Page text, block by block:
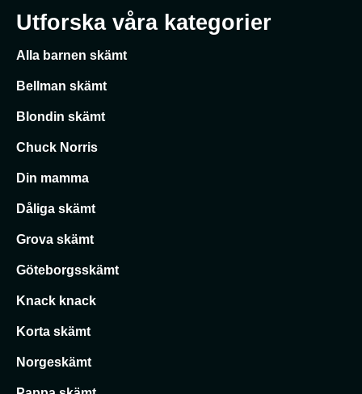
Utforska våra kategorier
Alla barnen skämt
Bellman skämt
Blondin skämt
Chuck Norris
Din mamma
Dåliga skämt
Grova skämt
Göteborgsskämt
Knack knack
Korta skämt
Norgeskämt